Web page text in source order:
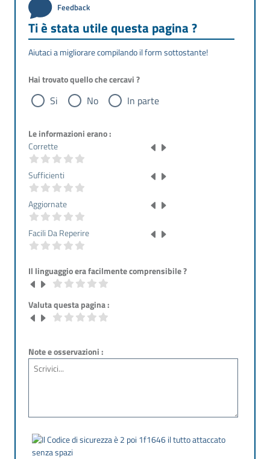
Feedback
Ti è stata utile questa pagina ?
Aiutaci a migliorare compilando il form sottostante!
Hai trovato quello che cercavi ?
Si No In parte
Le informazioni erano :
Corrette
Sufficienti
Aggiornate
Facili Da Reperire
Il linguaggio era facilmente comprensibile ?
Valuta questa pagina :
Note e osservazioni :